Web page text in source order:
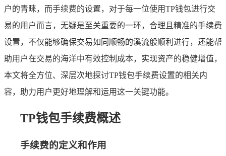
户的青睐，而手续费的设置，对于每一位使用TP钱包进行交
易的用户而言，无疑是至关重要的一环，合理且精准的手续费
设置，不仅能够确保交易如同顺畅的溪流般顺利进行，还能帮
助用户在交易的海洋中有效控制成本，实现资产的稳健增值，
本文将全方位、深层次地探讨TP钱包手续费设置的相关内
容，助力用户更好地理解和运用这一关键功能。
TP钱包手续费概述
手续费的定义和作用